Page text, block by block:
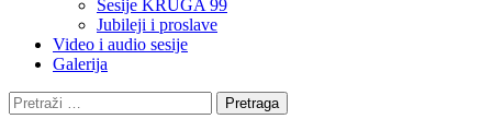
Sesije KRUGA 99
Jubileji i proslave
Video i audio sesije
Galerija
Pretraga: